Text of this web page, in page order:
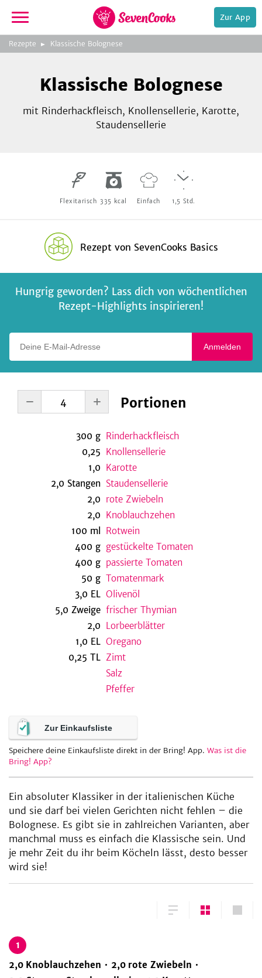
zur
Startseite
Zur App
Rezepte Klassische Bolognese
Bild
3
zeigen
Klassische Bolognese
mit Rinderhackfleisch, Knollensellerie, Karotte,
Staudensellerie
Flexitarisch 335 kcal Einfach 1,5 Std.
Rezept von SevenCooks Basics
Hungrig geworden? Lass dich von wöchentlichen
Rezept-Highlights inspirieren!
Anmelden
Portionen
300 g Rinderhackfleisch
0,25 Knollensellerie
1,0 Karotte
2,0 Stangen Staudensellerie
2,0 rote Zwiebeln
2,0 Knoblauchzehen
100 ml
Rotwein
400 g gestückelte Tomaten
400 g passierte Tomaten
50 g Tomatenmark
3,0 EL Olivenöl
5,0 Zweige frischer Thymian
2,0 Lorbeerblätter
1,0 EL Oregano
0,25 TL Zimt
Salz
Pfeffer
Zur Einkaufsliste
Speichere deine Einkaufsliste direkt in der Bring! App. Was ist die
Bring! App?
Ein absoluter Klassiker in der italienischen Küche
und sie darf bei vielen Gerichten nicht fehlen – die
Bolognese. Es gibt sie in zahlreichen Varianten, aber
manchmal muss es einfach die Klassische sein. Und
je mehr Zeit du ihr beim Köcheln lässt, desto besser
wird sie!
1
2,0 Knoblauchzehen 2,0 rote Zwiebeln